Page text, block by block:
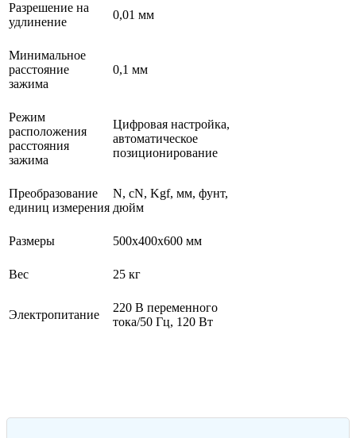
Разрешение на
удлинение
0,01 мм
Минимальное
расстояние
зажима
0,1 мм
Режим
расположения
расстояния
зажима
Цифровая настройка,
автоматическое
позиционирование
Преобразование
единиц измерения
N, cN, Kgf, мм, фунт,
дюйм
Размеры 500x400x600 мм
Вес 25 кг
Электропитание
220 В переменного
тока/50 Гц, 120 Вт